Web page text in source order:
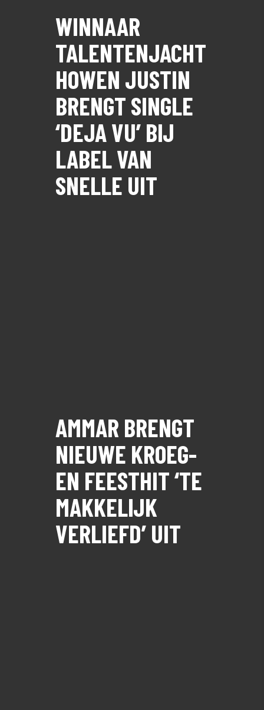
WINNAAR
TALENTENJACHT
HOWEN JUSTIN
BRENGT SINGLE
‘DEJA VU’ BIJ
LABEL VAN
SNELLE UIT
AMMAR BRENGT
NIEUWE KROEG-
EN FEESTHIT ‘TE
MAKKELIJK
VERLIEFD’ UIT